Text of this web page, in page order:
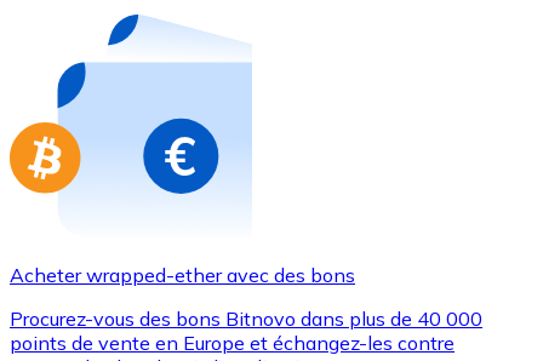
Nouveau
Achetez des cartes-cadeaux de vos marques
Aller à la boutique de cartes-cadeaux
Acheter wrapped-ether avec des bons
Procurez-vous des bons Bitnovo dans plus de 40 000
points de vente en Europe et échangez-les contre